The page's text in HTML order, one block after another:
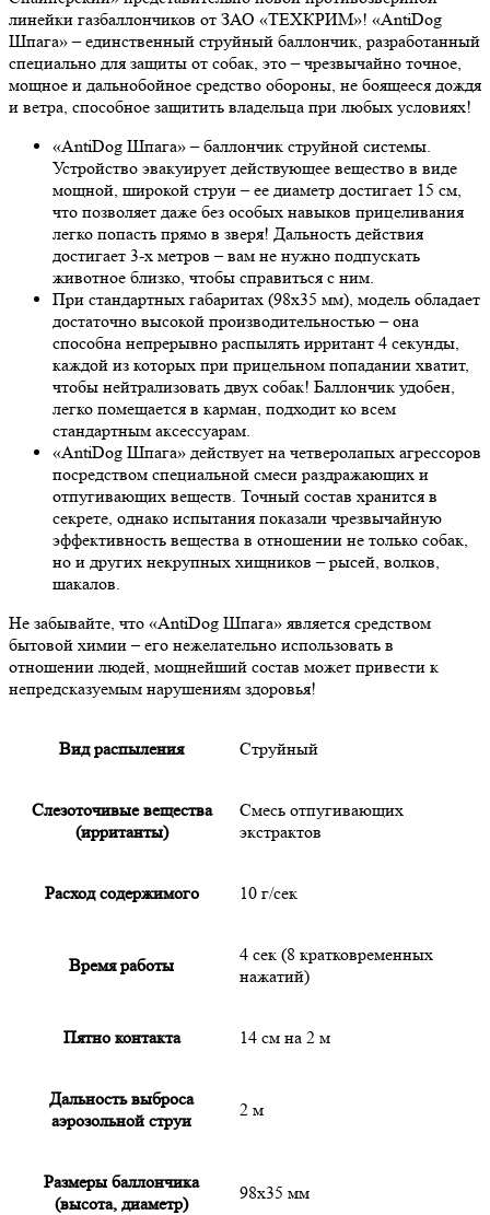
линейки газбаллончиков от ЗАО «ТЕХКРИМ»! «AntiDog
Шпага» – единственный струйный баллончик, разработанный
специально для защиты от собак, это – чрезвычайно точное,
мощное и дальнобойное средство обороны, не боящееся дождя
и ветра, способное защитить владельца при любых условиях!
«AntiDog Шпага» – баллончик струйной системы.
Устройство эвакуирует действующее вещество в виде
мощной, широкой струи – ее диаметр достигает 15 см,
что позволяет даже без особых навыков прицеливания
легко попасть прямо в зверя! Дальность действия
достигает 3-х метров – вам не нужно подпускать
животное близко, чтобы справиться с ним.
При стандартных габаритах (98х35 мм), модель обладает
достаточно высокой производительностью – она
способна непрерывно распылять ирритант 4 секунды,
каждой из которых при прицельном попадании хватит,
чтобы нейтрализовать двух собак! Баллончик удобен,
легко помещается в карман, подходит ко всем
стандартным аксессуарам.
«AntiDog Шпага» действует на четверолапых агрессоров
посредством специальной смеси раздражающих и
отпугивающих веществ. Точный состав хранится в
секрете, однако испытания показали чрезвычайную
эффективность вещества в отношении не только собак,
но и других некрупных хищников – рысей, волков,
шакалов.
Не забывайте, что «AntiDog Шпага» является средством
бытовой химии – его нежелательно использовать в
отношении людей, мощнейший состав может привести к
непредсказуемым нарушениям здоровья!
Вид распыления Струйный
Слезоточивые вещества
(ирританты)
Смесь отпугивающих
экстрактов
Расход содержимого 10 г/сек
Время работы
4 сек (8 кратковременных
нажатий)
Пятно контакта 14 см на 2 м
Дальность выброса
аэрозольной струи
2 м
Размеры баллончика
(высота, диаметр)
98x35 мм